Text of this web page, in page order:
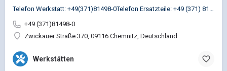
+49 (371)81498-0
Zwickauer Straße 370, 09116 Chemnitz, Deutschland
Werkstätten